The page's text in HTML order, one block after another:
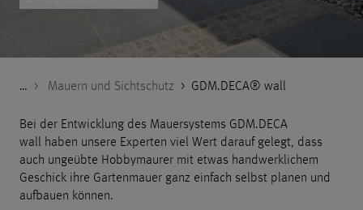
… Godelmann.de
> Produkte
> Nach Kategorien
> Mauern und Stützwände
> Mauern und Sichtschutz > GDM.DECA® wall
Bei der Entwicklung des Mauersystems GDM.DECA
wall haben unsere Experten viel Wert darauf gelegt, dass
auch ungeübte Hobbymaurer mit etwas handwerklichem
Geschick ihre Gartenmauer ganz einfach selbst planen und
aufbauen können.